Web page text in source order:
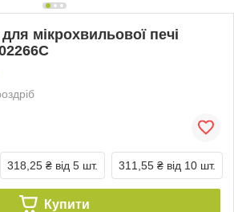
мікрохвильової печі
318,25 ₴ від 5 шт. 311,55 ₴ від 10 шт.
Купити